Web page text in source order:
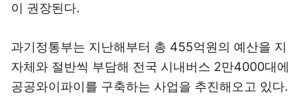
이 권장된다.
과기정통부는 지난해부터 총 455억원의 예산을 지
자체와 절반씩 부담해 전국 시내버스 2만4000대에
공공와이파이를 구축하는 사업을 추진해오고 있다.